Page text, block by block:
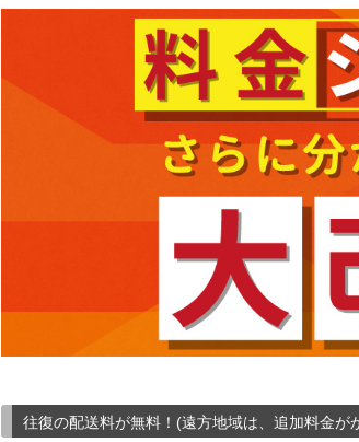
往復の配送料が無料！(遠方地域は、追加料金が